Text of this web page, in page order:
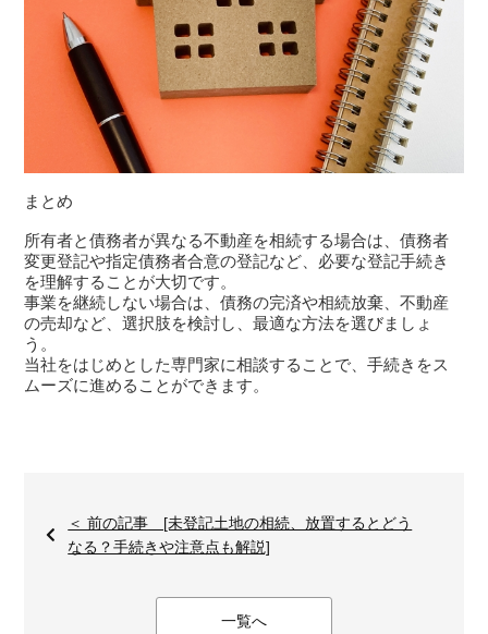
まとめ
所有者と債務者が異なる不動産を相続する場合は、債務者
変更登記や指定債務者合意の登記など、必要な登記手続き
を理解することが大切です。
事業を継続しない場合は、債務の完済や相続放棄、不動産
の売却など、選択肢を検討し、最適な方法を選びましょ
う。
当社をはじめとした専門家に相談することで、手続きをス
ムーズに進めることができます。
＜ 前の記事 [未登記土地の相続、放置するとどう
なる？手続きや注意点も解説]
一覧へ